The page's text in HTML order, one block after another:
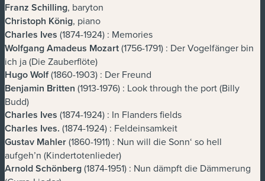
Franz Schilling, baryton
Christoph König, piano
Charles Ives (1874-1924) : Memories
Wolfgang Amadeus Mozart(1756-1791) : Der Vogelfänger bin
ich ja (Die Zauberflöte)
Hugo Wolf(1860-1903) : Der Freund
Benjamin Britten (1913-1976) : Look through the port (Billy
Budd)
Charles Ives (1874-1924) : In Flanders fields
Charles Ives. (1874-1924) : Feldeinsamkeit
Gustav Mahler(1860-1911) : Nun will die Sonn‘ so hell
aufgeh’n (Kindertotenlieder)
Arnold Schönberg(1874-1951) : Nun dämpft die Dämmerung